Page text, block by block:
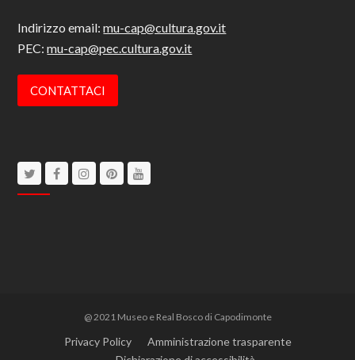
Indirizzo email:mu-cap@cultura.gov.it
PEC:mu-cap@pec.cultura.gov.it
CONTATTACI
TwitterFacebookInstagram
Pinterest
@ 2021 Museo e Real Bosco di Capodimonte
Privacy Policy
Amministrazione trasparente